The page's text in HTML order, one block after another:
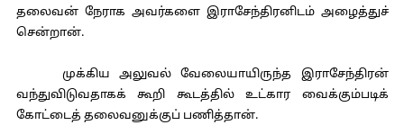
தலைவன் நேராக அவர்களை இராசேந்திரனிடம் அழைத்துச்
சென்றான்.
முக்கிய அலுவல் வேலையாயிருந்த இராசேந்திரன்
வந்துவிடுவதாகக் கூறி கூடத்தில் உட்கார வைக்கும்படிக்
கோட்டைத் தலைவனுக்குப் பணித்தான்.